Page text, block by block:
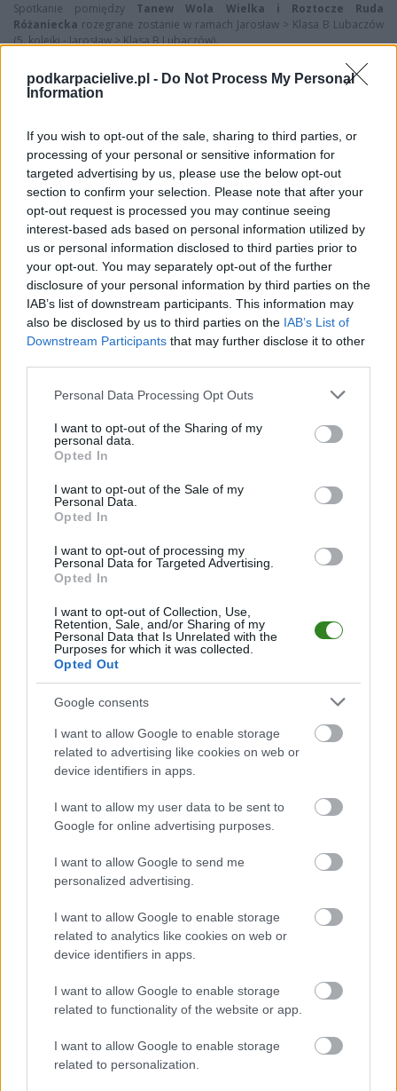
podkarpacielive.pl - Do Not Process My Personal
Information
If you wish to opt-out of the sale, sharing to third parties, or
processing of your personal or sensitive information for
targeted advertising by us, please use the below opt-out
section to confirm your selection. Please note that after your
opt-out request is processed you may continue seeing
interest-based ads based on personal information utilized by
us or personal information disclosed to third parties prior to
your opt-out. You may separately opt-out of the further
disclosure of your personal information by third parties on the
IAB’s list of downstream participants. This information may
also be disclosed by us to third parties on the IAB’s List of
Downstream Participants that may further disclose it to other
Please note that this website/app uses one or more Google
not limited to your visit or usage behaviour. You may click to
grant or deny consent to Google and its third-party tags to
use your data for below specified purposes in below Google
consent section.
Personal Data Processing Opt Outs
I want to opt-out of the Sharing of my
personal data.
Opted In
I want to opt-out of the Sale of my
Personal Data.
Opted In
I want to opt-out of processing my
Personal Data for Targeted Advertising.
Opted In
I want to opt-out of Collection, Use,
Retention, Sale, and/or Sharing of my
Personal Data that Is Unrelated with the
Purposes for which it was collected.
Opted Out
Google consents
I want to allow Google to enable storage
related to advertising like cookies on web or
device identifiers in apps.
I want to allow my user data to be sent to
Google for online advertising purposes.
I want to allow Google to send me
personalized advertising.
I want to allow Google to enable storage
related to analytics like cookies on web or
device identifiers in apps.
I want to allow Google to enable storage
related to functionality of the website or app.
I want to allow Google to enable storage
related to personalization.
Spotkanie pomiędzy Tanew Wola Wielka i Roztocze Ruda
Różaniecka rozegrane zostanie w ramach Jarosław > Klasa B Lubaczów
(5. kolejki - Jarosław > Klasa B Lubaczów).
wynik meczu, strzelców
bramek, kartki, składy, statystyki i informacje o przebiegu
spotkania. To kompletne źródło danych dla kibiców i pasjonatów
pracujemy nad tym żeby je uzupełnić.
Wynik meczu Tanew Wola Wielka vs Roztocze Ruda Różaniecka
Po zakończeniu spotkania automatycznie publikujemy oficjalny wynik
spotkania , a także dane meczowe, jeśli są dostępne.
Pełny harmonogram rozgrywek dostępny jest tutaj:
Jarosław > Klasa B
Lubaczów - terminarz.
Informacje o składach i strzelcach
W miarę dostępności danych, publikujemyskłady wyjściowe,
rezerwowych, zmiany oraz listę strzelców bramek. Informacje te
aktualizujemy zależnie od poziomu ligi i dostępnych źródeł.
Śledź mecze swojej drużyny
Różaniecka - zaglądaj tutaj częściej. Nasz serwis regularnie dostarcza
terminach meczów, wynikach, transferach i newsach
klubowych.
PodkarpacieLive.pl to największa baza
meczów lokalnych drużyn
piłkarskichw województwie. Sprawdź nasze relacje, śledź ulubioną ligę i
Analiza przed meczem: Tanew Wola Wielka vs Roztocze Ruda
Różaniecka
Tanew Wola Wielka - Roztocze Ruda Różaniecka
odbędzie się
w ramach 5. kolejki - Jarosław > Klasa B Lubaczów. Spotkanie zostanie
rozegrane w dniu 14 września 2025. Początek meczu o godz. 13:00.
Tanew Wola Wielka
przystępuje do tego spotkania w roli gospodarza.
Jak drużyna radzi sobie w sezonie 2025/2026 rozgrywek Jarosław > Klasa
B Lubaczów przed własną publicznością? Na tej stronie możecie
zobaczyć tabelę uwzględniającą tylko mecze u siebie. W tabeli biorącej
pod uwagę tylko mecze wyjazdowe możecie natomiast sprawdzić jak
spisuje się klubRoztocze Ruda Różaniecka.
Jarosław > Klasa B Lubaczów - sytuacja w tabeli
Przed meczami 5. kolejki - Jarosław > Klasa B Lubaczów gospodarze
(Tanew Wola Wielka) zajmują5. miejscew tabeli. Goście (Roztocze Ruda
Różaniecka) plasują się na7. miejscu.
bramkowe.
na żywo, transmisja
Wynik meczu Tanew Wola Wielka - Roztocze Ruda Różaniecka znajdziesz
na naszej stronie zaraz po jego zakończeniu. Jeżeli szukasz informacji
Tanew Wola Wielka vs. Roztocze Ruda
Różaniecka - wynik, składy, strzelcy
Jeżeli w internecie lub TV dostępna jest
Tanew Wola Wielka vs. Roztocze Ruda Różaniecka
spotkań Jarosław > Klasa B Lubaczów na pewno znajdziesz takie
informacje na naszym portalu. Możliwe jednak, że nigdzie nie pojawi się
stream online z tego pojedynku. Śledź portal podkarpacieLIVE.pl i bądź